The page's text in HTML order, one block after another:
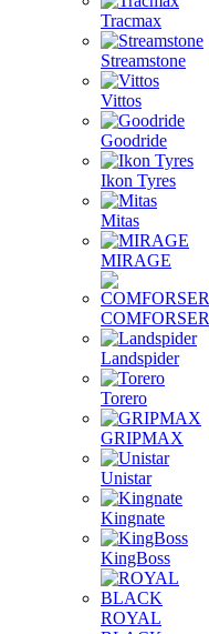
Tracmax
Streamstone
Vittos
Goodride
Ikon Tyres
Mitas
MIRAGE
COMFORSER
Landspider
Torero
GRIPMAX
Unistar
Kingnate
KingBoss
ROYAL